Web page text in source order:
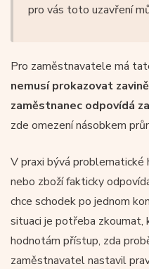
pro vás toto uzavření
Pro zaměstnavatele má
nemusí prokazovat
zaměstnanec odpovídá
zde omezení násobkem
V praxi bývá problematické
nebo zboží fakticky
chce schodek po jednom
situaci je potřeba zkoumat,
hodnotám přístup, zda
zaměstnavatel nastavil